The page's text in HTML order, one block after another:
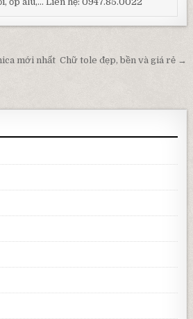
viếtChữ tole đẹp, bền và giá rẻ →
mới nhất